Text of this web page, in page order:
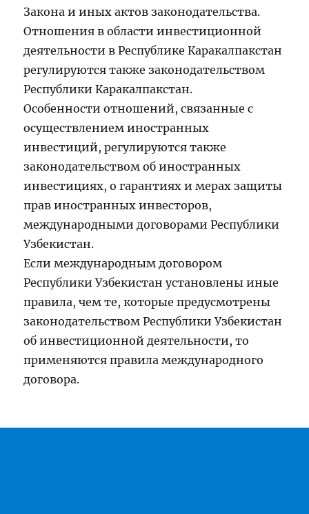
Закона и иных актов законодательства.
Отношения в области инвестиционной
деятельности в Республике Каракалпакстан
регулируются также законодательством
Республики Каракалпакстан.
Особенности отношений, связанные с
осуществлением иностранных
инвестиций, регулируются также
законодательством об иностранных
инвестициях, о гарантиях и мерах защиты
прав иностранных инвесторов,
международными договорами Республики
Узбекистан.
Если международным договором
Республики Узбекистан установлены иные
правила, чем те, которые предусмотрены
законодательством Республики Узбекистан
об инвестиционной деятельности, то
применяются правила международного
договора.